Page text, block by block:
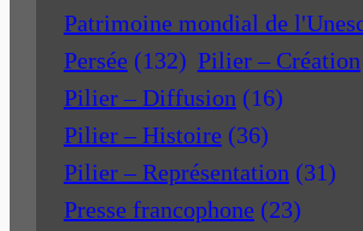
Patrimoine mondial de
Persée (132) Pilier – Création
Pilier – Diffusion (16)
Pilier – Histoire (36)
Pilier – Représentation (31)
Presse francophone (23)